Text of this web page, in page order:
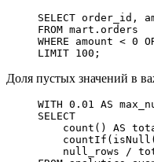
SELECT order_id,
FROM mart . orders
WHERE amount < 0
LIMIT 100 ;
Доля пустых значений в
WITH 0 . 01 AS
SELECT
    count
() AS
    countIf(
isNull
    null_rows
/